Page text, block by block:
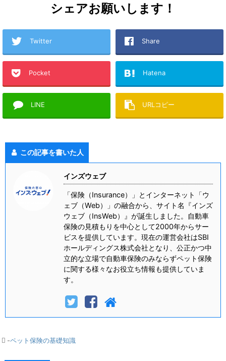
シェアお願いします！
Twitter Share
Pocket Hatena
LINE URLコピー
この記事を書いた人
インズウェブ
「保険（Insurance）」とインターネット「ウ
ェブ（Web）」の融合から、サイト名『インズ
ウェブ（InsWeb）』が誕生しました。自動車
保険の見積もりを中心として2000年からサー
ビスを提供しています。現在の運営会社はSBI
ホールディングス株式会社となり、公正かつ中
立的な立場で自動車保険のみならずペット保険
に関する様々なお役立ち情報も提供していま
す。
-ペット保険の基礎知識